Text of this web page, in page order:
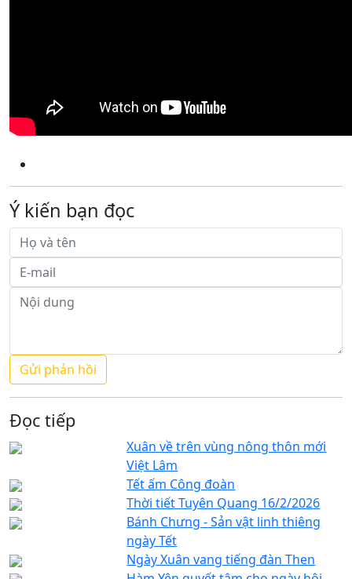
Ý kiến bạn đọc
Đọc tiếp
Xuân về trên vùng nông thôn mới
Việt Lâm
Tết ấm Công đoàn
Thời tiết Tuyên Quang 16/2/2026
Bánh Chưng - Sản vật linh thiêng
ngày Tết
Ngày Xuân vang tiếng đàn Then